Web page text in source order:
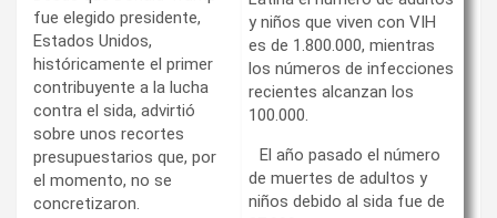
y niños que viven con VIH
es de 1.800.000, mientras
los números de infecciones
recientes alcanzan los
100.000.
El año pasado el número
de muertes de adultos y
niños debido al sida fue de
fue elegido presidente,
Estados Unidos,
históricamente el primer
contribuyente a la lucha
contra el sida, advirtió
sobre unos recortes
presupuestarios que, por
el momento, no se
concretizaron.